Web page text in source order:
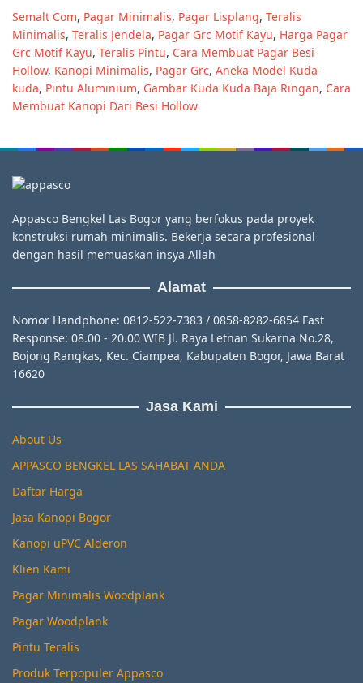
Semalt Com, Pagar Minimalis, Pagar Lisplang, Teralis
Minimalis, Teralis Jendela, Pagar Grc Motif Kayu, Harga Pagar
Grc Motif Kayu, Teralis Pintu, Cara Membuat Pagar Besi
Hollow, Kanopi Minimalis, Pagar Grc, Aneka Model Kuda-
kuda, Pintu Aluminium, Gambar Kuda Kuda Baja Ringan, Cara
Membuat Kanopi Dari Besi Hollow
Appasco Bengkel Las Bogor yang berfokus pada proyek
konstruksi rumah minimalis. Bekerja secara profesional
dengan hasil memuaskan insya Allah
Alamat
Nomor Handphone: 0812-522-7383 / 0858-8282-6854 Fast
Response: 08.00 - 20.00 WIB Jl. Raya Letnan Sukarna No.28,
Bojong Rangkas, Kec. Ciampea, Kabupaten Bogor, Jawa Barat
16620
Jasa Kami
About Us
APPASCO BENGKEL LAS SAHABAT ANDA
Daftar Harga
Jasa Kanopi Bogor
Kanopi uPVC Alderon
Klien Kami
Pagar Minimalis Woodplank
Pagar Woodplank
Pintu Teralis
Produk Terpopuler Appasco